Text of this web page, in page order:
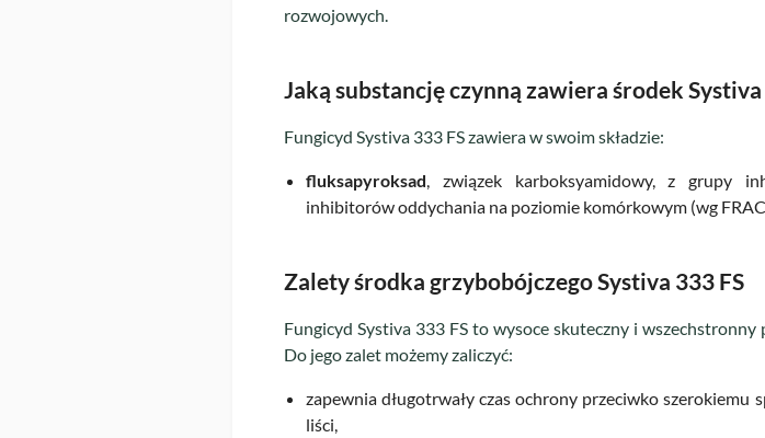
rozwojowych.
Jaką substancję czynną zawiera środek Systiva
Fungicyd Systiva 333 FS zawiera w swoim składzie:
fluksapyroksad, związek karboksyamidowy, z grupy
inhibitorów oddychania na poziomie komórkowym (wg
Zalety środka grzybobójczego Systiva 333 FS
Fungicyd Systiva 333 FS to wysoce skuteczny i
Do jego zalet możemy zaliczyć:
zapewnia długotrwały czas ochrony przeciwko
liści,